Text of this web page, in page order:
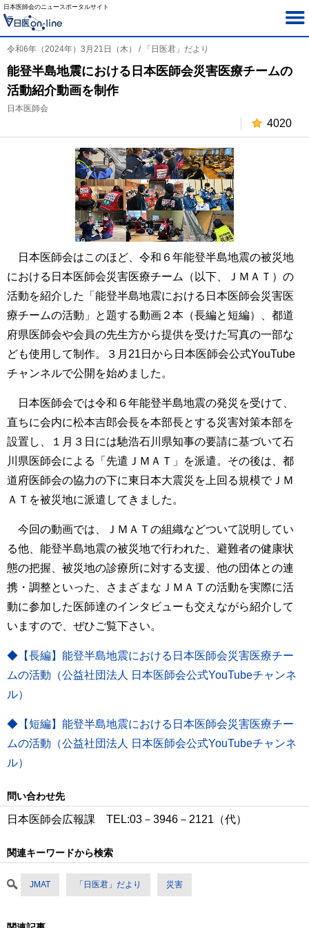
日本医師会のニュースポータルサイト
令和6年（2024年）3月21日（木） / 「日医君」だより
能登半島地震における日本医師会災害医療チームの
活動紹介動画を制作
日本医師会
4020
日本医師会はこのほど、令和６年能登半島地震の被災地
における日本医師会災害医療チーム（以下、ＪＭＡＴ）の
活動を紹介した「能登半島地震における日本医師会災害医
療チームの活動」と題する動画２本（長編と短編）、都道
府県医師会や会員の先生方から提供を受けた写真の一部な
ども使用して制作。３月21日から日本医師会公式YouTube
チャンネルで公開を始めました。
日本医師会では令和６年能登半島地震の発災を受けて、
直ちに会内に松本吉郎会長を本部長とする災害対策本部を
設置し、１月３日には馳浩石川県知事の要請に基づいて石
川県医師会による「先遣ＪＭＡＴ」を派遣。その後は、都
道府医師会の協力の下に東日本大震災を上回る規模でＪＭ
ＡＴを被災地に派遣してきました。
今回の動画では、ＪＭＡＴの組織などついて説明してい
る他、能登半島地震の被災地で行われた、避難者の健康状
態の把握、被災地の診療所に対する支援、他の団体との連
携・調整といった、さまざまなＪＭＡＴの活動を実際に活
動に参加した医師達のインタビューも交えながら紹介して
いますので、ぜひご覧下さい。
◆【長編】能登半島地震における日本医師会災害医療チー
ムの活動（公益社団法人 日本医師会公式YouTubeチャンネ
ル）
◆【短編】能登半島地震における日本医師会災害医療チー
ムの活動（公益社団法人 日本医師会公式YouTubeチャンネ
ル）
問い合わせ先
日本医師会広報課 TEL:03－3946－2121（代）
関連キーワードから検索
JMAT 「日医君」だより 災害